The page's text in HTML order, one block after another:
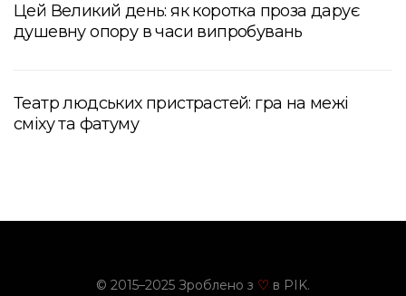
Цей Великий день: як коротка проза дарує
душевну опору в часи випробувань
Театр людських пристрастей: гра на межі
сміху та фатуму
© 2015–2025 Зроблено з ♡ в PIK.